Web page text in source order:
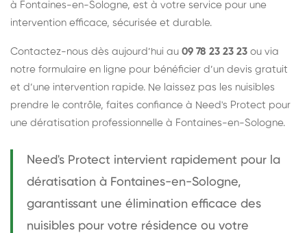
à Fontaines-en-Sologne, est à votre service pour une
intervention efficace, sécurisée et durable.
Contactez-nous dès aujourd’hui au 09 78 23 23 23 ou via
notre formulaire en ligne pour bénéficier d’un devis gratuit
et d’une intervention rapide. Ne laissez pas les nuisibles
prendre le contrôle, faites confiance à Need's Protect pour
une dératisation professionnelle à Fontaines-en-Sologne.
Need's Protect intervient rapidement pour la
dératisation à Fontaines-en-Sologne,
garantissant une élimination efficace des
nuisibles pour votre résidence ou votre